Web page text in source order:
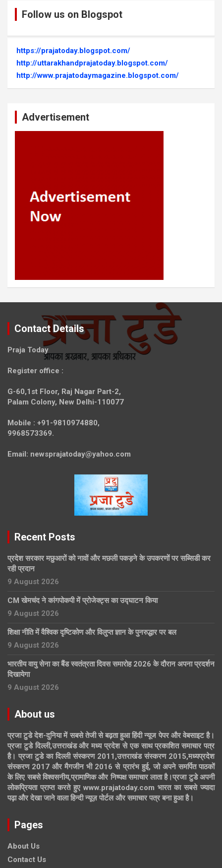
Follow us on Blogspot
https://prajatoday.blogspot.com/
http://uttarakhandprajatoday.blogspot.com/
http://www.prajatodaymagazine.blogspot.com/
Advertisement
Contact Details
Praja Today
Register office :
G-60,1st Floor, Raj Nagar Part-2,
Palam Colony, New Delhi-110077
Mobile : +91-9810974880,
9968573369.
Email: newsprajatoday@yahoo.com
Recent Posts
प्रदेश सरकार मछुआरों को नावों और मछली पकड़ने के उपकरणों पर सब्सिडी कर
रही प्रदान
9 August 2026
CM खेमचंद ने कांगपोकपी में प्रोजेक्ट्स का उद्घाटन किया
9 August 2026
शिक्षा नीति में वैश्विक दृष्टिकोण और विलुप्त ज्ञान के पुनरुद्धार पर बल
9 August 2026
भारतीय वायु सेना का बैंड स्वतंत्रता दिवस समारोह 2026 के दौरान अपना प्रदर्शन
दिखायेगा
9 August 2026
About us
प्रजा टुडे देश-दुनिया में सबसे तेजी से बढ़ता हुआ हिंदी न्यूज पेपर और वेबसाइट है।
प्रजा टुडे दिल्ली,उत्तराखंड और मध्य प्रदेश से एक साथ प्रकाशित समाचार पत्र
है। प्रजा टुडे का दिल्ली संस्करण 2011,उत्तराखंड संस्करण 2015,मध्यप्रदेश
संस्करण 2017 और मैगजीन भी 2016 से प्रारंभ हुई, जो अपने समर्पित पाठकों
के लिए सबसे विश्वसनीय,प्रामाणिक और निष्पक्ष समाचार लाता है।प्रजा टुडे अपनी
लोकप्रियता प्राप्त करते हुए www.prajatoday.com भारत का सबसे ज्यादा
पढ़ा और देखा जाने वाला हिन्दी न्यूज़ पोर्टल और समाचार पत्र बना हुआ है।
Pages
About Us
Contact Us